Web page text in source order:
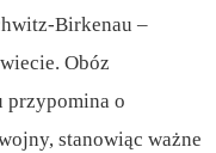
Birkenau –
Obóz
przypomina o
stanowiąc ważne